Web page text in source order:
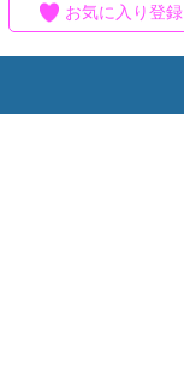
お気に入り登録